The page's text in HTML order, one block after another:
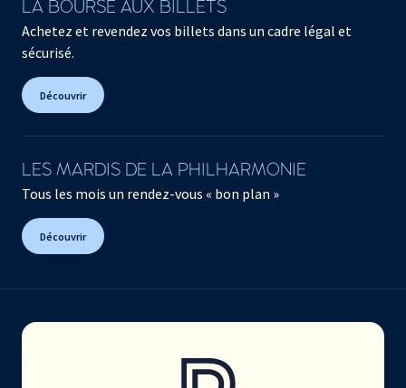
LA BOURSE AUX BILLETS
Achetez et revendez vos billets dans un cadre légal et
sécurisé.
Découvrir
LES MARDIS DE LA PHILHARMONIE
Tous les mois un rendez-vous « bon plan »
Découvrir